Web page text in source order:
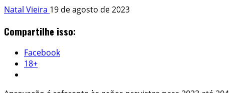
Natal Vieira 19 de agosto de 2023
Compartilhe isso:
Facebook
18+